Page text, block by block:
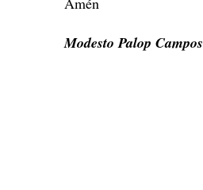
Modesto Palop Campos